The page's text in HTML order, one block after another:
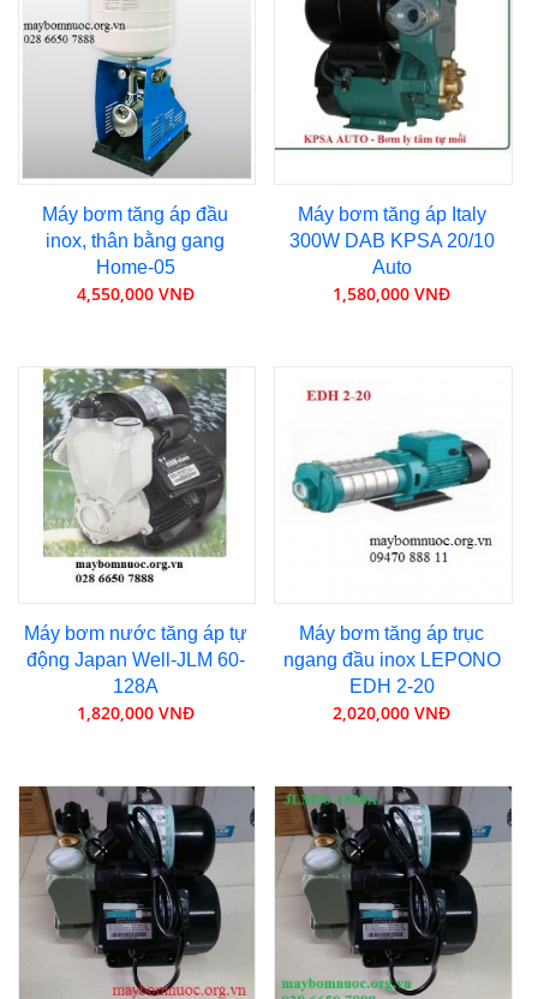
Máy bơm tăng áp đầu
inox, thân bằng gang
Home-05
4,550,000 VNĐ
Máy bơm tăng áp Italy
300W DAB KPSA 20/10
Auto
1,580,000 VNĐ
Máy bơm nước tăng áp tự
động Japan Well-JLM 60-
128A
1,820,000 VNĐ
Máy bơm tăng áp trục
ngang đầu inox LEPONO
EDH 2-20
2,020,000 VNĐ